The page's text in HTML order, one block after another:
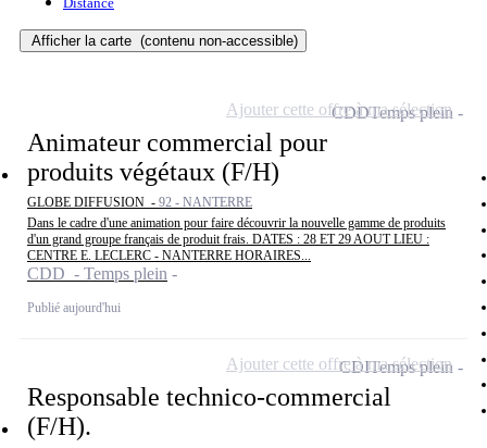
Afficher la carte (contenu non-accessible)
Animateur commercial pour
produits végétaux (F/H)
GLOBE DIFFUSION - 92 - NANTERRE
Dans le cadre d'une animation pour faire découvrir la nouvelle gamme de produits
d'un grand groupe français de produit frais. DATES : 28 ET 29 AOUT LIEU :
CENTRE E. LECLERC - NANTERRE HORAIRES...
CDD - Temps plein
Publié aujourd'hui
CDDTemps plein
Ajouter cette offre à ma sélection
Responsable technico-commercial
(F/H).
CDITemps plein
Ajouter cette offre à ma sélection